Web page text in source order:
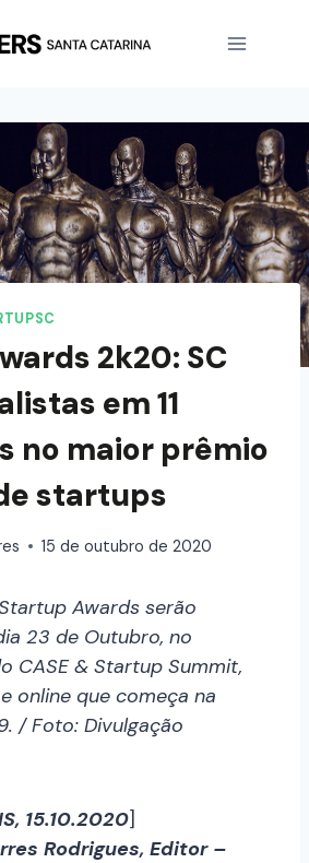
2k20: SC
em 11
no maior prêmio
startups
15 de outubro de 2020
Awards serão
23 de Outubro, no
CASE & Startup Summit,
online que começa na
/ Foto: Divulgação
15.10.2020]
Rodrigues, Editor –